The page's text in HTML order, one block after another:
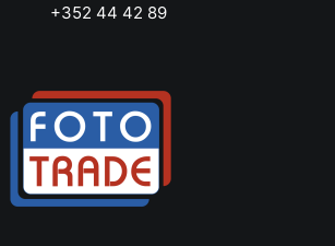
+352 44 42 89